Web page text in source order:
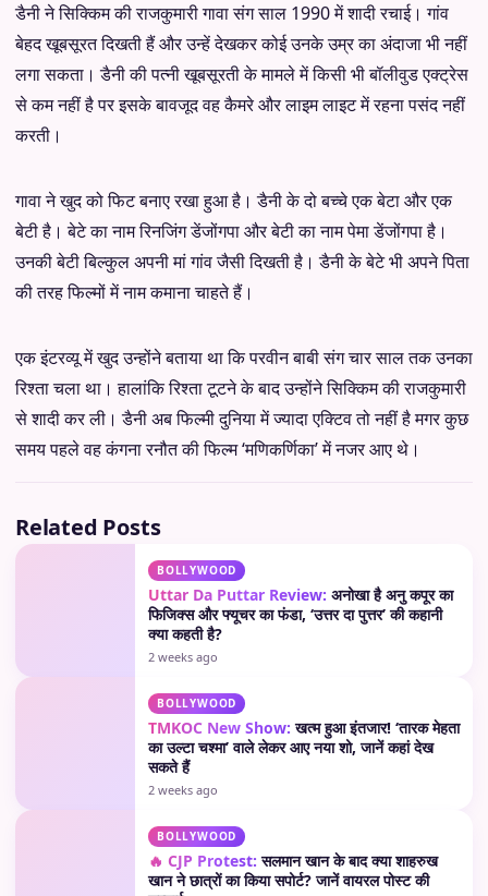
डैनी ने सिक्किम की राजकुमारी गावा संग साल 1990 में शादी रचाई। गांव
बेहद खूबसूरत दिखती हैं और उन्हें देखकर कोई उनके उम्र का अंदाजा भी नहीं
लगा सकता। डैनी की पत्नी खूबसूरती के मामले में किसी भी बॉलीवुड एक्ट्रेस
से कम नहीं है पर इसके बावजूद वह कैमरे और लाइम लाइट में रहना पसंद नहीं
करती।
गावा ने खुद को फिट बनाए रखा हुआ है। डैनी के दो बच्चे एक बेटा और एक
बेटी है। बेटे का नाम रिनजिंग डेंजोंगपा और बेटी का नाम पेमा डेंजोंगपा है।
उनकी बेटी बिल्कुल अपनी मां गांव जैसी दिखती है। डैनी के बेटे भी अपने पिता
की तरह फिल्मों में नाम कमाना चाहते हैं।
एक इंटरव्यू में खुद उन्होंने बताया था कि परवीन बाबी संग चार साल तक उनका
रिश्ता चला था। हालांकि रिश्ता टूटने के बाद उन्होंने सिक्किम की राजकुमारी
से शादी कर ली। डैनी अब फिल्मी दुनिया में ज्यादा एक्टिव तो नहीं है मगर कुछ
समय पहले वह कंगना रनौत की फिल्म ‘मणिकर्णिका’ में नजर आए थे।
Related Posts
BOLLYWOOD
Uttar Da Puttar Review: अनोखा है अनु कपूर का
फिजिक्स और फ्यूचर का फंडा, ‘उत्तर दा पुत्तर’ की कहानी
क्या कहती है?
2 weeks ago
BOLLYWOOD
TMKOC New Show: खत्म हुआ इंतजार! ‘तारक मेहता
का उल्टा चश्मा’ वाले लेकर आए नया शो, जानें कहां देख
सकते हैं
2 weeks ago
BOLLYWOOD
🔥 CJP Protest: सलमान खान के बाद क्या शाहरुख
खान ने छात्रों का किया सपोर्ट? जानें वायरल पोस्ट की